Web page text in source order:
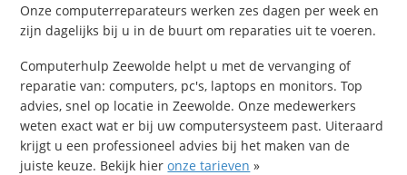
Onze computerreparateurs werken zes dagen per week en
zijn dagelijks bij u in de buurt om reparaties uit te voeren.
Computerhulp Zeewolde helpt u met de vervanging of
reparatie van: computers, pc's, laptops en monitors. Top
advies, snel op locatie in Zeewolde. Onze medewerkers
weten exact wat er bij uw computersysteem past. Uiteraard
krijgt u een professioneel advies bij het maken van de
juiste keuze. Bekijk hieronze tarieven »